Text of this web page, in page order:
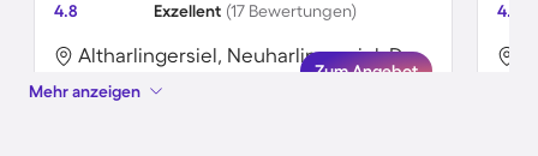
4.8
Exzellent (17 Bewertungen)
Altharlingersiel, Neuharlingersiel, Deutschland
Zum Angebot
4.5
Mehr anzeigen